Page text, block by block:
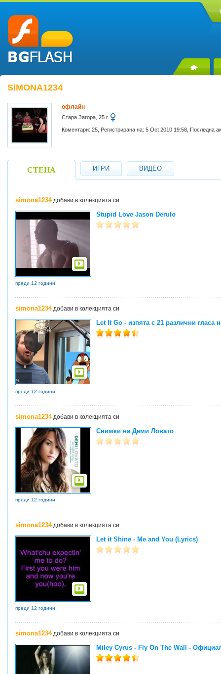
SIMONA1234
офлайн
Стара Загора, 25 г.
Коментари: 25, Регистрирана на: 5 Oct 2010 19:58, Последна
СТЕНА ИГРИ ВИДЕО
simona1234добави в колекцията си
Stupid Lovе Jason Derulo
преди 12 години
simona1234добави в колекцията си
Let It Go - изпята с 21 различни гласа
преди 12 години
simona1234добави в колекцията си
Снимки на Деми Ловато
преди 12 години
simona1234добави в колекцията си
Let it Shine - Me and You (Lyrics)
преди 12 години
simona1234добави в колекцията си
Miley Cyrus - Fly On The Wall -